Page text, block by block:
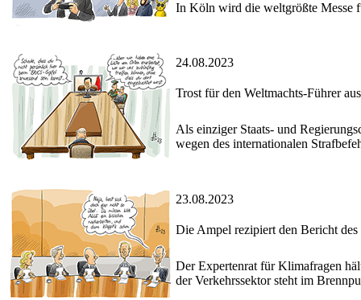
In Köln wird die weltgrößte Messe
24.08.2023
Trost für den Weltmachts-Führer
Als einziger Staats- und
wegen des internationalen
23.08.2023
Die Ampel rezipiert den Bericht
Der Expertenrat für Klimafragen
der Verkehrssektor steht im